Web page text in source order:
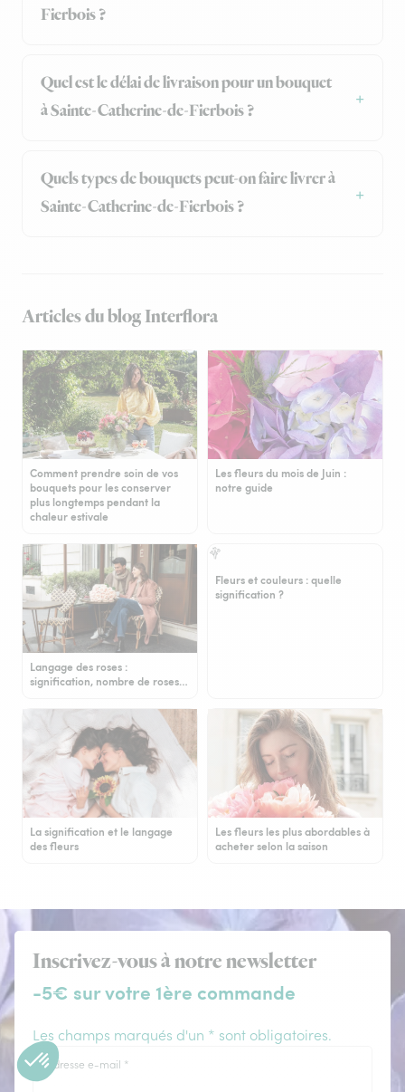
Fierbois ?
Quel est le délai de livraison pour un bouquet
à Sainte-Catherine-de-Fierbois ?
Quels types de bouquets peut-on faire livrer à
Sainte-Catherine-de-Fierbois ?
Articles du blog Interflora
Comment prendre soin de vos
bouquets pour les conserver
plus longtemps pendant la
chaleur estivale
Les fleurs du mois de Juin :
notre guide
Langage des roses :
signification, nombre de roses…
Fleurs et couleurs : quelle
signification ?
La signification et le langage
des fleurs
Les fleurs les plus abordables à
acheter selon la saison
Inscrivez-vous à notre newsletter
-5€ sur votre 1ère commande
Les champs marqués d'un * sont obligatoires.
Adresse e-mail *